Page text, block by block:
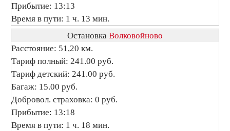
Прибытие: 13:13
Время в пути: 1 ч. 13 мин.
Остановка Волковойново
Расстояние: 51,20 км.
Тариф полный: 241.00 руб.
Тариф детский: 241.00 руб.
Багаж: 15.00 руб.
Добровол. страховка: 0 руб.
Прибытие: 13:18
Время в пути: 1 ч. 18 мин.